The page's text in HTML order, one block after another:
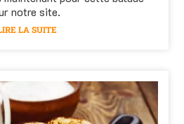
notre site.
LA SUITE